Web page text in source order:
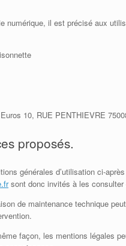
numérique, il est précisé aux
10, RUE PENTHIEVRE
proposés.
générales d’utilisation ci-
sont donc invités à les consulter
de maintenance technique
façon, les mentions légales